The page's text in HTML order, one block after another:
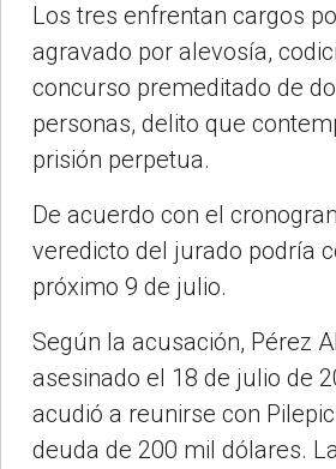
Los tres enfrentan cargos
agravado por alevosía,
concurso premeditado de
personas, delito que
prisión perpetua.
De acuerdo con el
veredicto del jurado podría
próximo 9 de julio.
Según la acusación, Pérez
asesinado el 18 de julio de
acudió a reunirse con
deuda de 200 mil dólares.